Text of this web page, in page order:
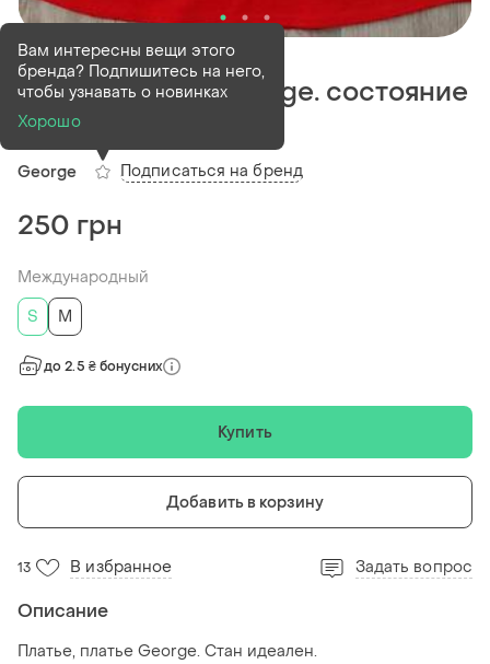
В наличии1 шт
Платье, платье george. состояние
идеальное.
George
Вам интересны вещи этого
бренда? Подпишитесь на него,
чтобы узнавать о новинках
Хорошо
Подписаться на бренд
250 грн
Международный
S
M
до 2.5 ₴ бонусних
Купить
Добавить в корзину
13 В избранное Задать вопрос
Описание
Платье, платье George. Стан идеален.